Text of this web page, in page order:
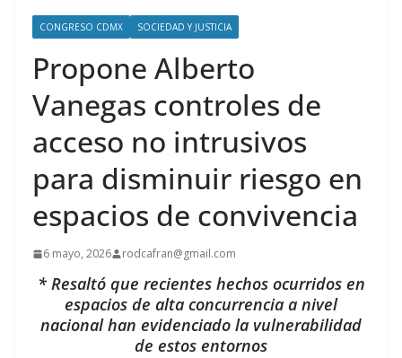
CONGRESO CDMX SOCIEDAD Y JUSTICIA
Propone Alberto
Vanegas controles de
acceso no intrusivos
para disminuir riesgo en
espacios de convivencia
6 mayo, 2026 rodcafran@gmail.com
* Resaltó que recientes hechos ocurridos en
espacios de alta concurrencia a nivel
nacional han evidenciado la vulnerabilidad
de estos entornos